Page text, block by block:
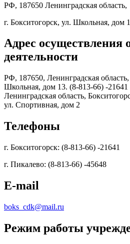
РФ, 187650 Ленинградская область,
г. Бокситогорск, ул. Школьная, дом
Адрес осуществления
деятельности
РФ, 187650, Ленинградская область,
Школьная, дом 13. (8-813-66) -
Ленинградская область,
ул. Спортивная, дом 2
Телефоны
г. Бокситогорск: (8-813-66) -21641
г. Пикалево: (8-813-66) -45648
E-mail
boks_cdk@mail.ru
Режим работы